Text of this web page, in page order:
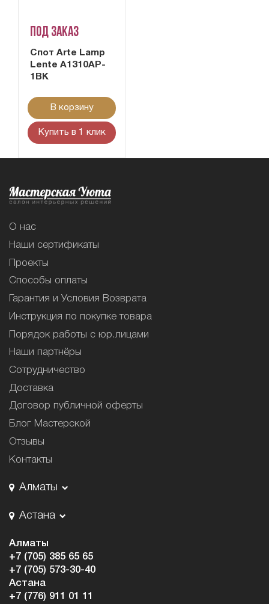
Под заказ
Cпот Arte Lamp
Lente A1310AP-
1BK
В корзину
Купить в 1 клик
О нас
Наши сертификаты
Проекты
Способы оплаты
Гарантия и Условия Возврата
Инструкция по покупке товара
Порядок работы с юр.лицами
Наши партнёры
Сотрудничество
Доставка
Договор публичной оферты
Блог Мастерской
Отзывы
Контакты
Алматы
Астана
Алматы
+7 (705) 385 65 65
+7 (705) 573-30-40
Астана
+7 (776) 911 01 11